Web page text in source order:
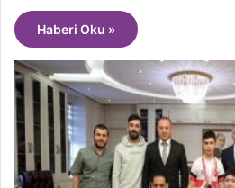
Haberi Oku »